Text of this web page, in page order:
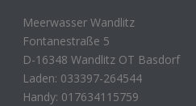
Meerwasser Wandlitz
Fontanestraße 5
D-16348 Wandlitz OT Basdorf
Laden: 033397-264544
Handy: 017634115759